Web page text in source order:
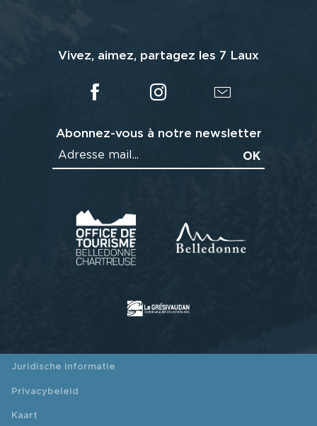
Vivez, aimez, partagez les 7 Laux
Abonnez-vous à notre newsletter
Juridische informatie
Privacybeleid
Kaart